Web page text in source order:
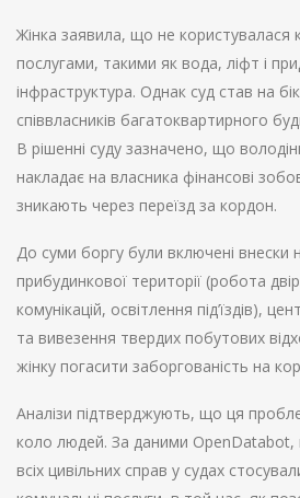
Жінка заявила, що не користувалася
послугами, такими як вода, ліфт і
інфраструктура. Однак суд став на
співвласників багатоквартирного
В рішенні суду зазначено, що
накладає на власника фінансові
зникають через переїзд за кордон.
До суми боргу були включені внески
прибудинкової території (робота
комунікацій, освітлення під’їздів),
та вивезення твердих побутових
жінку погасити заборгованість на
Аналізи підтверджують, що ця
коло людей. За даними OpenDatabot,
всіх цивільних справ у судах